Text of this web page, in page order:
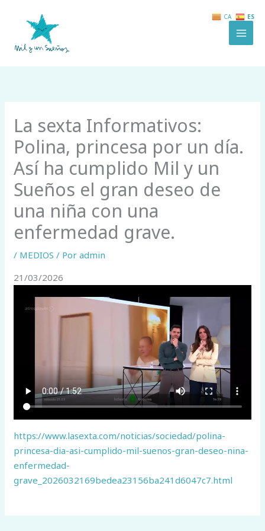
contenido
La sexta Informativos:
Polina, princesa por un día.
Así ha cumplido Mil y un
Sueños el gran deseo de
una niña con una
enfermedad grave.
/ MEDIOS / Poradmin
21/03/2026
https://www.lasexta.com/noticias/sociedad/polina-
princesa-dia-asi-cumplido-mil-suenos-gran-deseo-nina-
enfermedad-
grave_2026032169bedea23156ba241d6047c7.html
CA ES